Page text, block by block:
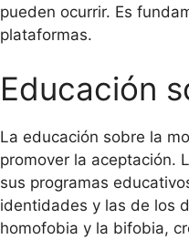
pueden ocurrir. Es
plataformas.
Educación
La educación sobre la
promover la aceptación.
sus programas
identidades y las de los
homofobia y la bifobia,